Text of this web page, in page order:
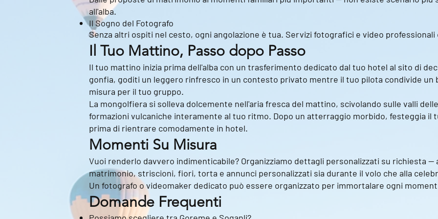
all'alba.
Il Sogno del Fotografo
Senza altri ospiti nel cesto, ogni angolazione è tua. Servizi fotografici e video
Il Tuo Mattino, Passo dopo Passo
Il tuo mattino inizia prima dell'alba con un trasferimento dedicato dal tuo hotel al sito di
gonfia, goditi un leggero rinfresco in un contesto privato mentre il tuo pilota condivide un
misura per il tuo gruppo.
La mongolfiera si solleva dolcemente nell'aria fresca del mattino, scivolando sulle valli
formazioni vulcaniche interamente al tuo ritmo. Dopo un atterraggio morbido, festeggia il
prima di rientrare comodamente in hotel.
Momenti Su Misura
Vuoi renderlo davvero indimenticabile? Organizziamo dettagli personalizzati su richiesta
matrimonio, striscioni, fiori, torta e annunci personalizzati sia durante il volo che alla
Un fotografo o videomaker dedicato può essere organizzato per immortalare ogni
Domande Frequenti